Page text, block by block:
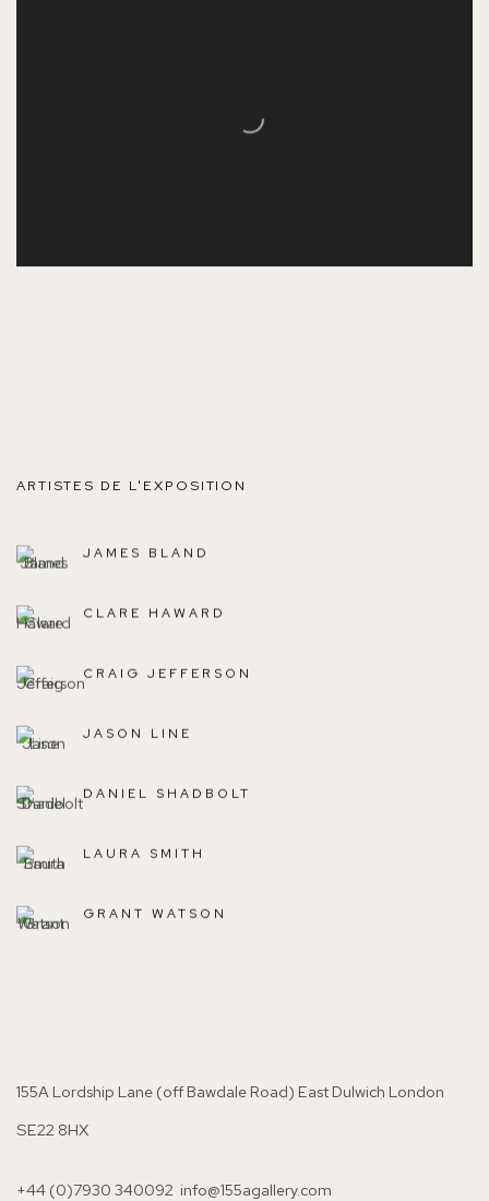
ARTISTES DE L'EXPOSITION
JAMES BLAND
CLARE HAWARD
CRAIG JEFFERSON
JASON LINE
DANIEL SHADBOLT
LAURA SMITH
GRANT WATSON
155A Lordship Lane (off Bawdale Road) East Dulwich London
SE22 8HX
+44 (0)7930 340092 info@155agallery.com